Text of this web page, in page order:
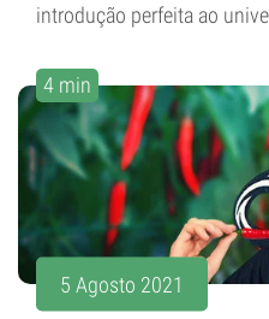
introdução perfeita ao
4 min
5 Agosto 2021